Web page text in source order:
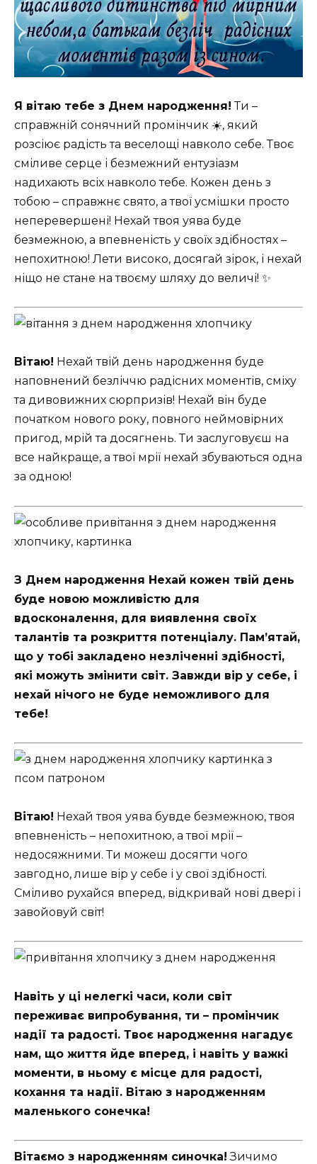
Я вітаю тебе з Днем народження! Ти –
справжній сонячний промінчик ☀️, який
розсіює радість та веселощі навколо себе. Твоє
сміливе серце і безмежний ентузіазм
надихають всіх навколо тебе. Кожен день з
тобою – справжнє свято, а твої усмішки просто
неперевершені! Нехай твоя уява буде
безмежною, а впевненість у своїх здібностях –
непохитною! Лети високо, досягай зірок, і нехай
ніщо не стане на твоєму шляху до величі! ✨
Вітаю! Нехай твій день народження буде
наповнений безліччю радісних моментів, сміху
та дивовижних сюрпризів! Нехай він буде
початком нового року, повного неймовірних
пригод, мрій та досягнень. Ти заслуговуєш на
все найкраще, а твої мрії нехай збуваються одна
за одною!
З Днем народження Нехай кожен твій день
буде новою можливістю для
вдосконалення, для виявлення своїх
талантів та розкриття потенціалу. Пам’ятай,
що у тобі закладено незліченні здібності,
які можуть змінити світ. Завжди вір у себе, і
нехай нічого не буде неможливого для
тебе!
Вітаю! Нехай твоя уява бувде безмежною, твоя
впевненість – непохитною, а твої мрії –
недосяжними. Ти можеш досягти чого
завгодно, лише вір у себе і у свої здібності.
Сміливо рухайся вперед, відкривай нові двері і
завойовуй світ!
Навіть у ці нелегкі часи, коли світ
переживає випробування, ти – промінчик
надії та радості. Твоє народження нагадує
нам, що життя йде вперед, і навіть у важкі
моменти, в ньому є місце для радості,
кохання та надії. Вітаю з народженням
маленького сонечка!
Вітаємо з народженням синочка! Зичимо